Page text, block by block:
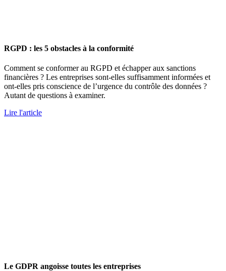
RGPD : les 5 obstacles à la conformité
Comment se conformer au RGPD et échapper aux sanctions
financières ? Les entreprises sont-elles suffisamment informées et
ont-elles pris conscience de l’urgence du contrôle des données ?
Autant de questions à examiner.
Lire l'article
Le GDPR angoisse toutes les entreprises